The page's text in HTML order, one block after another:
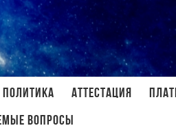
Аттестация
вопросы